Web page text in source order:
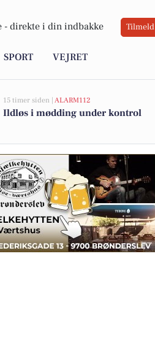
- direkte i din indbakke Tilmeld
SPORT VEJRET
15 timer siden | ALARM112
Ildløs i mødding under kontrol